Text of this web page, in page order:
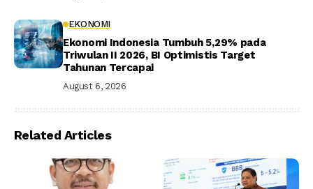
EKONOMI
Ekonomi Indonesia Tumbuh 5,29% pada
Triwulan II 2026, BI Optimistis Target
Tahunan Tercapai
August 6, 2026
Related Articles